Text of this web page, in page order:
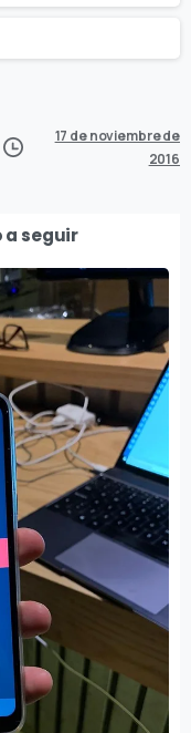
17 de noviembre de
2016
a seguir